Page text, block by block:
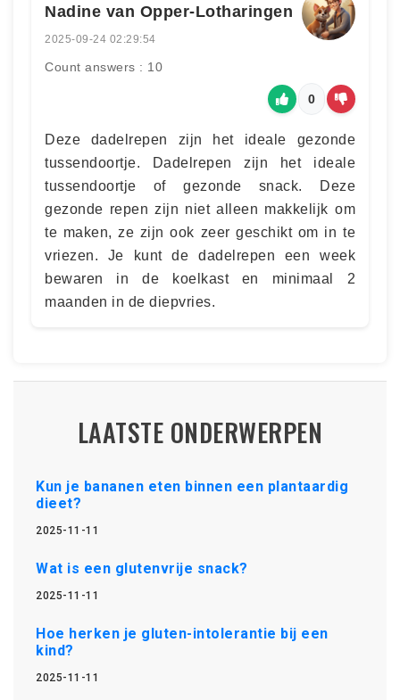
Nadine van Opper-Lotharingen
2025-09-24 02:29:54
Count answers : 10
0
Deze dadelrepen zijn het ideale gezonde
tussendoortje. Dadelrepen zijn het ideale
tussendoortje of gezonde snack. Deze
gezonde repen zijn niet alleen makkelijk om
te maken, ze zijn ook zeer geschikt om in te
vriezen. Je kunt de dadelrepen een week
bewaren in de koelkast en minimaal 2
maanden in de diepvries.
LAATSTE ONDERWERPEN
Kun je bananen eten binnen een plantaardig
dieet?
2025-11-11
Wat is een glutenvrije snack?
2025-11-11
Hoe herken je gluten-intolerantie bij een
kind?
2025-11-11